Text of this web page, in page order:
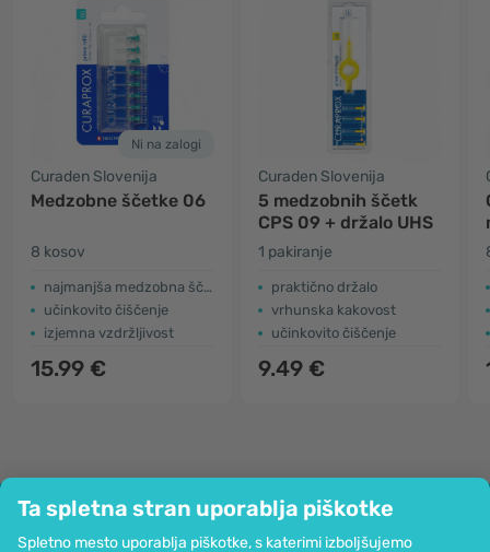
Ta spletna stran uporablja piškotke
Spletno mesto uporablja piškotke, s katerimi izboljšujemo
Ni na zalogi
Curaden Slovenija
Medzobne ščetke 06
8 kosov
najmanjša medzobna ščetka
učinkovito čiščenje
izjemna vzdržljivost
15.99 €
Curaden Slovenija
5 medzobnih ščetk
CPS 09 + držalo UHS
1 pakiranje
praktično držalo
vrhunska kakovost
učinkovito čiščenje
9.49 €
Podjetje
Informacije